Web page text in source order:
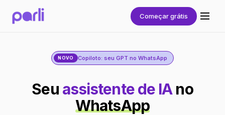
Começar grátis
NOVO Copiloto: seu GPT no WhatsApp
Seu assistente de IAno
WhatsApp